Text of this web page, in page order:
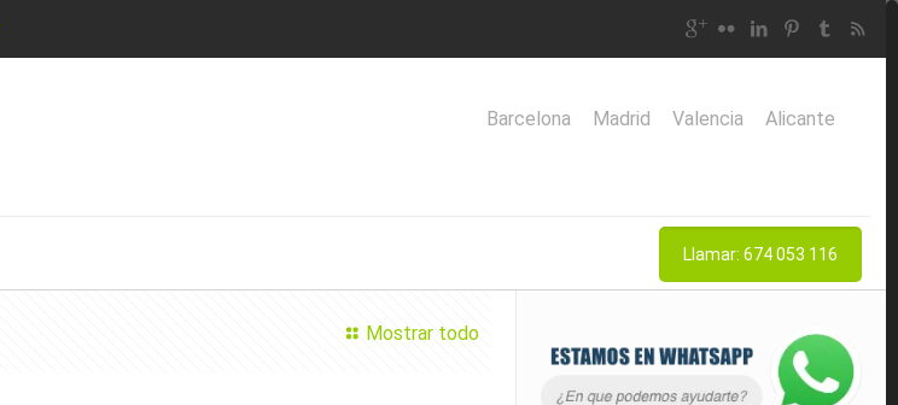
Barcelona Madrid Valencia Alicante
Llamar: 674 053 116
Mostrar todo